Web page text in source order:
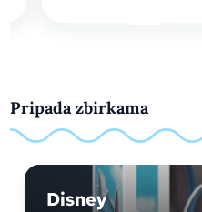
Pripada zbirkama
Disney